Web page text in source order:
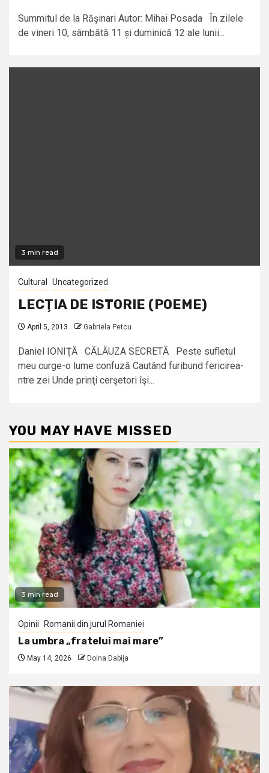
Summitul de la Rășinari Autor: Mihai Posada În zilele
de vineri 10, sâmbătă 11 și duminică 12 ale lunii...
3 min read
Cultural Uncategorized
LECŢIA DE ISTORIE (POEME)
April 5, 2013 Gabriela Petcu
Daniel IONIŢĂ CĂLĂUZA SECRETĂ Peste sufletul
meu curge-o lume confuză Cautând furibund fericirea-
ntre zei Unde prinţi cerşetori îşi...
YOU MAY HAVE MISSED
3 min read
Opinii Romanii din jurul Romaniei
La umbra „fratelui mai mare”
May 14, 2026 Doina Dabija